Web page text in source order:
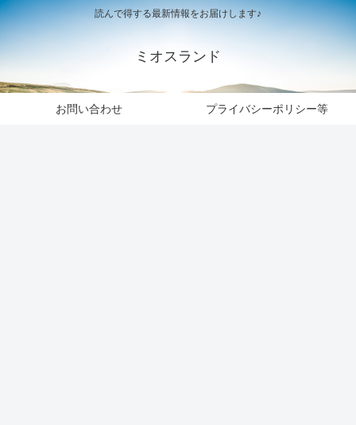
読んで得する最新情報をお届けします♪
ミオスランド
お問い合わせ プライバシーポリシー等